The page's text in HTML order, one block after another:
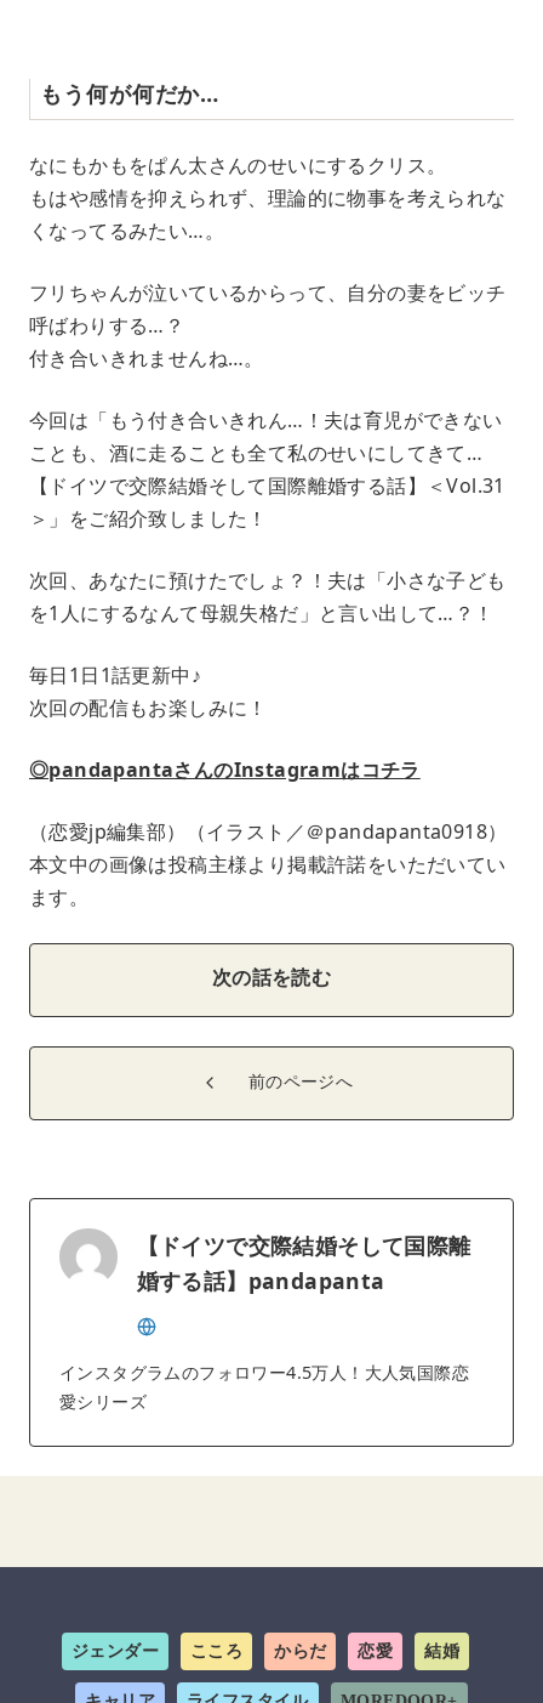
もう何が何だか…
なにもかもをぱん太さんのせいにするクリス。
もはや感情を抑えられず、理論的に物事を考えられな
くなってるみたい…。
フリちゃんが泣いているからって、自分の妻をビッチ
呼ばわりする…？
付き合いきれませんね…。
今回は「もう付き合いきれん…！夫は育児ができない
ことも、酒に走ることも全て私のせいにしてきて…
【ドイツで交際結婚そして国際離婚する話】＜Vol.31
＞」をご紹介致しました！
次回、あなたに預けたでしょ？！夫は「小さな子ども
を1人にするなんて母親失格だ」と言い出して…？！
毎日1日1話更新中♪
次回の配信もお楽しみに！
◎pandapantaさんのInstagramはコチラ
（恋愛jp編集部）（イラスト／＠pandapanta0918）
本文中の画像は投稿主様より掲載許諾をいただいてい
ます。
次の話を読む
前のページへ
【ドイツで交際結婚そして国際離
婚する話】pandapanta
インスタグラムのフォロワー4.5万人！大人気国際恋
愛シリーズ
ジェンダー こころ からだ 恋愛 結婚